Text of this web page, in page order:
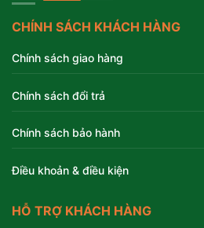
CHÍNH SÁCH KHÁCH HÀNG
Chính sách giao hàng
Chính sách đổi trả
Chính sách bảo hành
Điều khoản & điều kiện
HỖ TRỢ KHÁCH HÀNG